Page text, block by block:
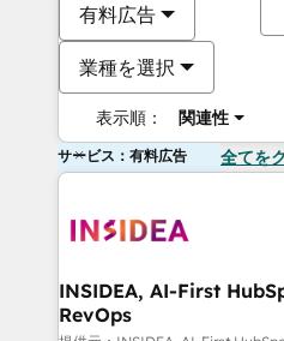
有料広告
業種を選択
表示順： 関連性
サービス：有料広告 全てを
INSIDEA, AI-First
RevOps